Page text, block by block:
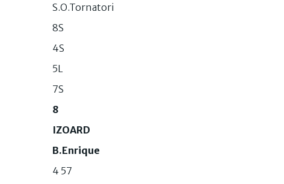
S.O.Tornatori
8S
4S
5L
7S
8
IZOARD
B.Enrique
4 57